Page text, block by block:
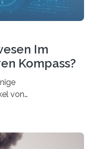
Im
Kompass?
von
es einem
mit